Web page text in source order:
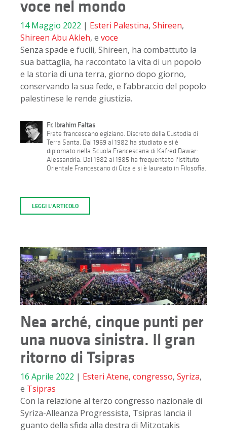
voce nel mondo
14 Maggio 2022 | Esteri Palestina, Shireen,
Shireen Abu Akleh, e voce
Senza spade e fucili, Shireen, ha combattuto la
sua battaglia, ha raccontato la vita di un popolo
e la storia di una terra, giorno dopo giorno,
conservando la sua fede, e l’abbraccio del popolo
palestinese le rende giustizia.
Fr. Ibrahim Faltas
Frate francescano egiziano. Discreto della Custodia di
Terra Santa. Dal 1969 al 1982 ha studiato e si è
diplomato nella Scuola Francescana di Kafred Dawar-
Alessandria. Dal 1982 al 1985 ha frequentato l'Istituto
Orientale Francescano di Giza e si è laureato in Filosofia.
LEGGI L'ARTICOLO
Nea arché, cinque punti per
una nuova sinistra. Il gran
ritorno di Tsipras
16 Aprile 2022 | Esteri Atene, congresso, Syriza,
e Tsipras
Con la relazione al terzo congresso nazionale di
Syriza-Alleanza Progressista, Tsipras lancia il
guanto della sfida alla destra di Mitzotakis